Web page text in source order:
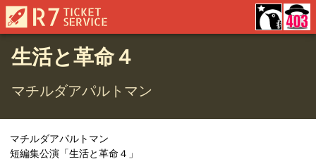
生活と革命４
マチルダアパルトマン
マチルダアパルトマン
短編集公演「生活と革命４」